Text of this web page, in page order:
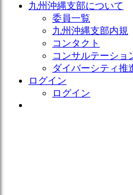
九州沖縄支部について
委員一覧
九州沖縄支部内規
コンタクト
コンサルテーショ
ダイバーシティ推
ログイン
ログイン